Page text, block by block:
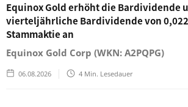
Equinox Gold erhöht die Bardividende
vierteljährliche Bardividende von
Stammaktie an
Equinox Gold Corp (WKN: A2PQPG)
06.08.2026 4 Min. Lesedauer